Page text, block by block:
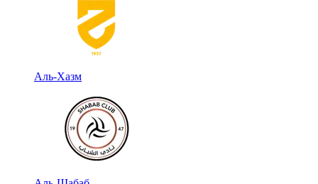
Аль-Хазм